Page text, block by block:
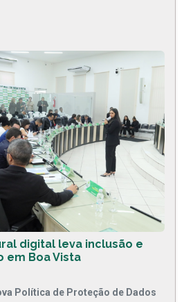
digital leva inclusão e
em Boa Vista
Política de Proteção de Dados